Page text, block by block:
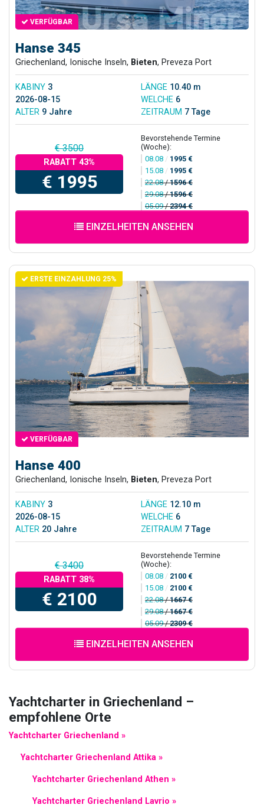
VERFÜGBAR
Hanse 345
Griechenland, Ionische Inseln, Bieten, Preveza Port
KABINY 3 LÄNGE 10.40 m
2026-08-15
WELCHE 6
ALTER 9 Jahre ZEITRAUM 7 Tage
€ 3500
RABATT 43%
€ 1995
Bevorstehende Termine
(Woche):
08.08 / 1995 €
15.08 / 1995 €
22.08/1596 €
29.08/1596 €
05.09/2394 €
EINZELHEITEN ANSEHEN
ERSTE EINZAHLUNG 25%
VERFÜGBAR
Hanse 400
Griechenland, Ionische Inseln, Bieten, Preveza Port
KABINY 3 LÄNGE 12.10 m
2026-08-15
WELCHE 6
ALTER 20 Jahre ZEITRAUM 7 Tage
€ 3400
RABATT 38%
€ 2100
Bevorstehende Termine
(Woche):
08.08 / 2100 €
15.08 / 2100 €
22.08/1667 €
29.08/1667 €
05.09/2309 €
EINZELHEITEN ANSEHEN
Yachtcharter in Griechenland –
empfohlene Orte
Yachtcharter Griechenland »
Yachtcharter Griechenland Attika »
Yachtcharter Griechenland Athen »
Yachtcharter Griechenland Lavrio »